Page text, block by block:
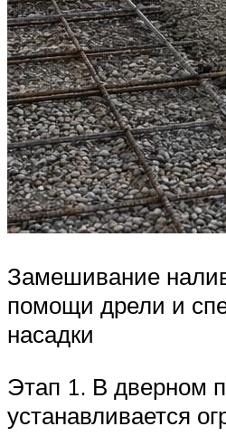
Замешивание
помощи дрели и
насадки
Этап 1. В дверном
устанавливается